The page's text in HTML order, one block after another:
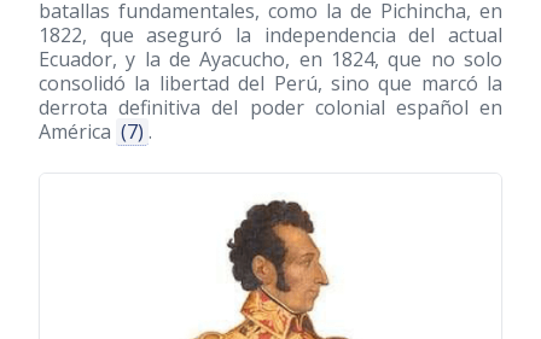
batallas fundamentales, como la de Pichincha, en
1822, que aseguró la independencia del actual
Ecuador, y la de Ayacucho, en 1824, que no solo
consolidó la libertad del Perú, sino que marcó la
derrota definitiva del poder colonial español en
América (7) .